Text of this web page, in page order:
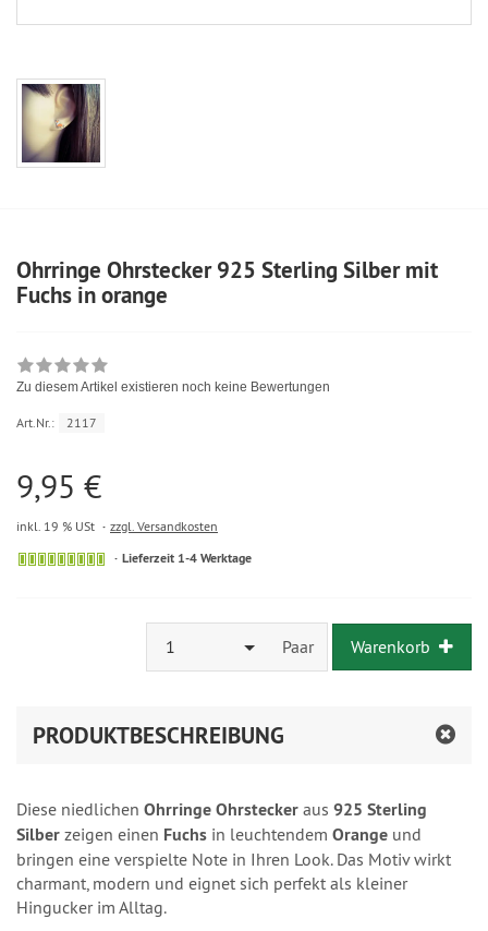
Ohrringe Ohrstecker 925 Sterling Silber mit
Fuchs in orange
Zu diesem Artikel existieren noch keine Bewertungen
Art.Nr.: 2117
9,95 €
inkl. 19 % USt zzgl. Versandkosten
Lieferzeit 1-4 Werktage
1 Paar Warenkorb
PRODUKTBESCHREIBUNG
Diese niedlichen Ohrringe Ohrstecker aus 925 Sterling
Silber zeigen einen Fuchs in leuchtendem Orange und
bringen eine verspielte Note in Ihren Look. Das Motiv wirkt
charmant, modern und eignet sich perfekt als kleiner
Hingucker im Alltag.